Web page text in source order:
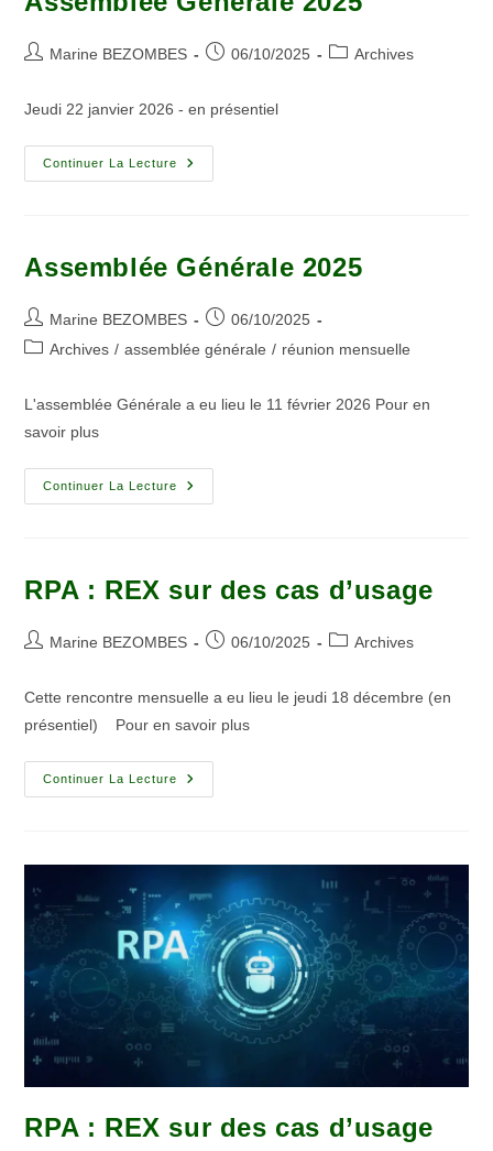
Marine BEZOMBES 06/10/2025 Archives
Jeudi 22 janvier 2026 - en présentiel
Continuer La Lecture
Assemblée Générale 2025
Marine BEZOMBES
06/10/2025
Archives / assemblée générale / réunion mensuelle
L'assemblée Générale a eu lieu le 11 février 2026 Pour en
savoir plus
Continuer La Lecture
RPA : REX sur des cas d’usage
Marine BEZOMBES 06/10/2025 Archives
Cette rencontre mensuelle a eu lieu le jeudi 18 décembre (en
présentiel) Pour en savoir plus
Continuer La Lecture
RPA : REX sur des cas d’usage